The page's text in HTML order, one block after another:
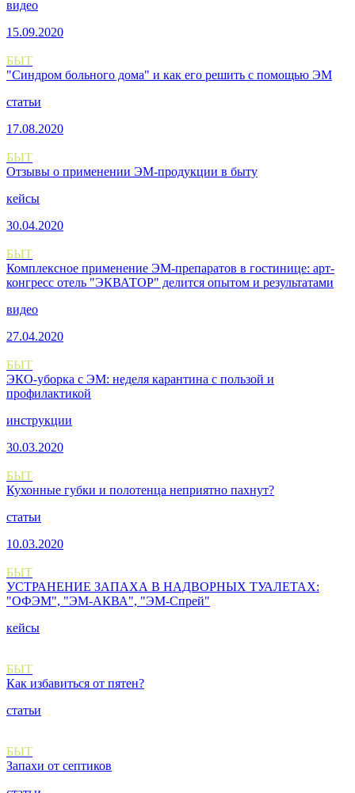
видео
15.09.2020
БЫТ
"Синдром больного дома" и как его решить с помощью ЭМ
статьи
17.08.2020
БЫТ
Отзывы о применении ЭМ-продукции в быту
кейсы
30.04.2020
БЫТ
Комплексное применение ЭМ-препаратов в гостинице: арт-
конгресс отель "ЭКВАТОР" делится опытом и результатами
видео
27.04.2020
БЫТ
ЭКО-уборка с ЭМ: неделя карантина с пользой и
профилактикой
инструкции
30.03.2020
БЫТ
Кухонные губки и полотенца неприятно пахнут?
статьи
10.03.2020
БЫТ
УСТРАНЕНИЕ ЗАПАХА В НАДВОРНЫХ ТУАЛЕТАХ:
"ОФЭМ", "ЭМ-АКВА", "ЭМ-Спрей"
кейсы
БЫТ
Как избавиться от пятен?
статьи
БЫТ
Запахи от септиков